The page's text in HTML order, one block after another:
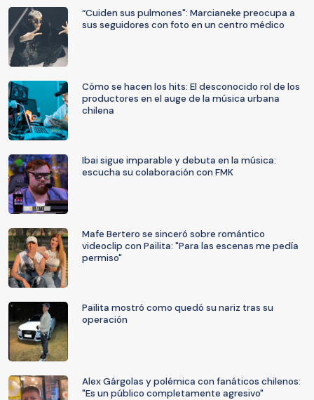
“Cuiden sus pulmones": Marcianeke preocupa a
sus seguidores con foto en un centro médico
Cómo se hacen los hits: El desconocido rol de los
productores en el auge de la música urbana
chilena
Ibai sigue imparable y debuta en la música:
escucha su colaboración con FMK
Mafe Bertero se sinceró sobre romántico
videoclip con Pailita: "Para las escenas me pedía
permiso"
Pailita mostró como quedó su nariz tras su
operación
Alex Gárgolas y polémica con fanáticos chilenos:
"Es un público completamente agresivo"